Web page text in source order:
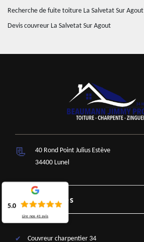
Recherche de fuite toiture La Salvetat Sur Agout
Devis couvreur La Salvetat Sur Agout
40 Rond Point Julius Estève
34400 Lunel
Nos Services
Couvreur charpentier 34
5.0
Lire nos 41 avis